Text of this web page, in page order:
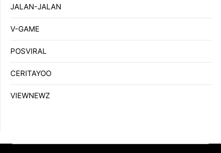
JALAN-JALAN
V-GAME
POSVIRAL
CERITAYOO
VIEWNEWZ